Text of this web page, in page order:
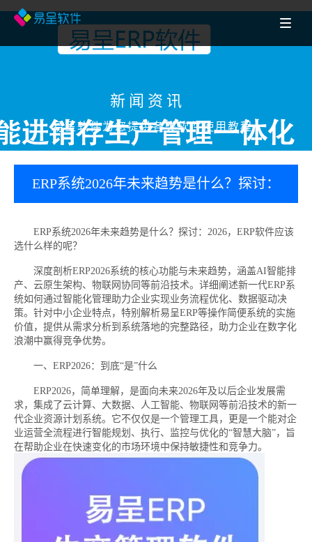
新闻资讯
易呈软件为您提供各类软件使用教程
ERP系统2026年未来趋势是什么？探讨：
ERP系统2026年未来趋势是什么？探讨：2026，ERP软件应该
选什么样的呢？
深度剖析ERP2026系统的核心功能与未来趋势，涵盖AI智能排
产、云原生架构、物联网协同等前沿技术。详细阐述新一代ERP系
统如何通过智能化管理助力企业实现业务流程优化、数据驱动决
策。针对中小企业特点，特别解析易呈ERP等操作简便系统的实施
价值，提供从需求分析到系统落地的完整路径，助力企业在数字化
浪潮中赢得竞争优势。
一、ERP2026：到底“是”什么
ERP2026，简单理解，是面向未来2026年及以后企业发展需
求，集成了云计算、大数据、人工智能、物联网等前沿技术的新一
代企业资源计划系统。它不仅仅是一个管理工具，更是一个能对企
业运营全流程进行智能规划、执行、监控与优化的“智慧大脑”，旨
在帮助企业在快速变化的市场环境中保持敏捷性和竞争力。